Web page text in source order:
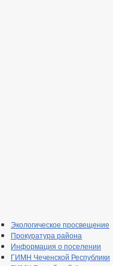
Экологическое просвещение
Прокуратура района
Информация о поселении
ГИМН Чеченской Республики